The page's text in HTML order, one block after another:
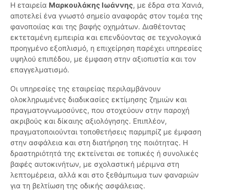
Η εταιρεία Μαρκουλάκης Ιωάννης, με έδρα στα Χανιά,
αποτελεί ένα γνωστό σημείο αναφοράς στον τομέα της
φανοποιίας και της βαφής οχημάτων. Διαθέτοντας
εκτεταμένη εμπειρία και επενδύοντας σε τεχνολογικά
προηγμένο εξοπλισμό, η επιχείρηση παρέχει υπηρεσίες
υψηλού επιπέδου, με έμφαση στην αξιοπιστία και τον
επαγγελματισμό.
Οι υπηρεσίες της εταιρείας περιλαμβάνουν
ολοκληρωμένες διαδικασίες εκτίμησης ζημιών και
πραγματογνωμοσύνες, που στοχεύουν στην παροχή
ακριβούς και δίκαιης αξιολόγησης. Επιπλέον,
πραγματοποιούνται τοποθετήσεις παρμπρίζ με έμφαση
στην ασφάλεια και στη διατήρηση της ποιότητας. Η
δραστηριότητά της εκτείνεται σε τοπικές ή συνολικές
βαφές αυτοκινήτων, με σχολαστική μέριμνα στη
λεπτομέρεια, αλλά και στο ξεθάμπωμα των φαναριών
για τη βελτίωση της οδικής ασφάλειας.